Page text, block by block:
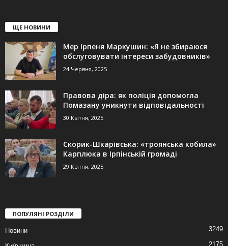
ЩЕ НОВИНИ
Мер Ірпеня Маркушин: «Я не збираюся
обслуговувати інтереси забудовників»
24 Червня, 2025
Правова діра: як поліція допомогла
Помазану уникнути відповідальності
30 Квітня, 2025
Скорик-Шкарівська: «троянська кобила»
Карплюка в Ірпінській громаді
29 Квітня, 2025
ПОПУЛЯНІ РОЗДІЛИ
Новини 3249
2175